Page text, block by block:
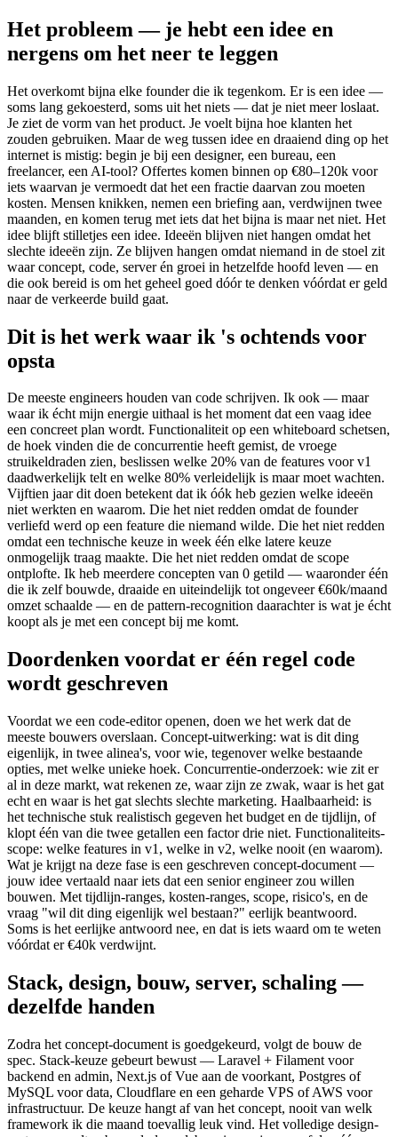
Het probleem — je hebt een idee en
nergens om het neer te leggen
Het overkomt bijna elke founder die ik tegenkom. Er is een idee —
soms lang gekoesterd, soms uit het niets — dat je niet meer loslaat.
Je ziet de vorm van het product. Je voelt bijna hoe klanten het
zouden gebruiken. Maar de weg tussen idee en draaiend ding op het
internet is mistig: begin je bij een designer, een bureau, een
freelancer, een AI-tool? Offertes komen binnen op €80–120k voor
iets waarvan je vermoedt dat het een fractie daarvan zou moeten
kosten. Mensen knikken, nemen een briefing aan, verdwijnen twee
maanden, en komen terug met iets dat het bijna is maar net niet. Het
idee blijft stilletjes een idee. Ideeën blijven niet hangen omdat het
slechte ideeën zijn. Ze blijven hangen omdat niemand in de stoel zit
waar concept, code, server én groei in hetzelfde hoofd leven — en
die ook bereid is om het geheel goed dóór te denken vóórdat er geld
naar de verkeerde build gaat.
Dit is het werk waar ik 's ochtends voor
opsta
De meeste engineers houden van code schrijven. Ik ook — maar
waar ik écht mijn energie uithaal is het moment dat een vaag idee
een concreet plan wordt. Functionaliteit op een whiteboard schetsen,
de hoek vinden die de concurrentie heeft gemist, de vroege
struikeldraden zien, beslissen welke 20% van de features voor v1
daadwerkelijk telt en welke 80% verleidelijk is maar moet wachten.
Vijftien jaar dit doen betekent dat ik óók heb gezien welke ideeën
niet werkten en waarom. Die het niet redden omdat de founder
verliefd werd op een feature die niemand wilde. Die het niet redden
omdat een technische keuze in week één elke latere keuze
onmogelijk traag maakte. Die het niet redden omdat de scope
ontplofte. Ik heb meerdere concepten van 0 getild — waaronder één
die ik zelf bouwde, draaide en uiteindelijk tot ongeveer €60k/maand
omzet schaalde — en de pattern-recognition daarachter is wat je écht
koopt als je met een concept bij me komt.
Doordenken voordat er één regel code
wordt geschreven
Voordat we een code-editor openen, doen we het werk dat de
meeste bouwers overslaan. Concept-uitwerking: wat is dit ding
eigenlijk, in twee alinea's, voor wie, tegenover welke bestaande
opties, met welke unieke hoek. Concurrentie-onderzoek: wie zit er
al in deze markt, wat rekenen ze, waar zijn ze zwak, waar is het gat
echt en waar is het gat slechts slechte marketing. Haalbaarheid: is
het technische stuk realistisch gegeven het budget en de tijdlijn, of
klopt één van die twee getallen een factor drie niet. Functionaliteits-
scope: welke features in v1, welke in v2, welke nooit (en waarom).
Wat je krijgt na deze fase is een geschreven concept-document —
jouw idee vertaald naar iets dat een senior engineer zou willen
bouwen. Met tijdlijn-ranges, kosten-ranges, scope, risico's, en de
vraag "wil dit ding eigenlijk wel bestaan?" eerlijk beantwoord.
Soms is het eerlijke antwoord nee, en dat is iets waard om te weten
vóórdat er €40k verdwijnt.
Stack, design, bouw, server, schaling —
dezelfde handen
Zodra het concept-document is goedgekeurd, volgt de bouw de
spec. Stack-keuze gebeurt bewust — Laravel + Filament voor
backend en admin, Next.js of Vue aan de voorkant, Postgres of
MySQL voor data, Cloudflare en een geharde VPS of AWS voor
infrastructuur. De keuze hangt af van het concept, nooit van welk
framework ik die maand toevallig leuk vind. Het volledige design-